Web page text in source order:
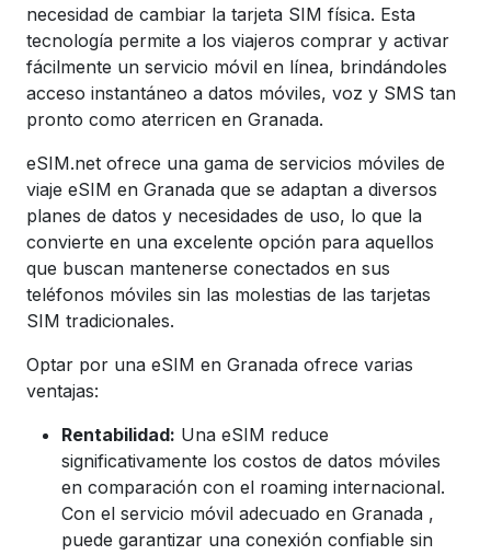
necesidad de cambiar la tarjeta SIM física. Esta
tecnología permite a los viajeros comprar y activar
fácilmente un servicio móvil en línea, brindándoles
acceso instantáneo a datos móviles, voz y SMS tan
pronto como aterricen en Granada.
eSIM.net ofrece una gama de servicios móviles de
viaje eSIM en Granada que se adaptan a diversos
planes de datos y necesidades de uso, lo que la
convierte en una excelente opción para aquellos
que buscan mantenerse conectados en sus
teléfonos móviles sin las molestias de las tarjetas
SIM tradicionales.
Optar por una eSIM en Granada ofrece varias
ventajas:
Rentabilidad: Una eSIM reduce
significativamente los costos de datos móviles
en comparación con el roaming internacional.
Con el servicio móvil adecuado en Granada ,
puede garantizar una conexión confiable sin